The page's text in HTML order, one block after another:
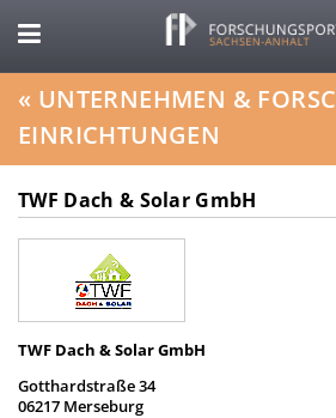
« UNTERNEHMEN &
EINRICHTUNGEN
TWF Dach & Solar GmbH
TWF Dach & Solar GmbH
Gotthardstraße 34
06217 Merseburg